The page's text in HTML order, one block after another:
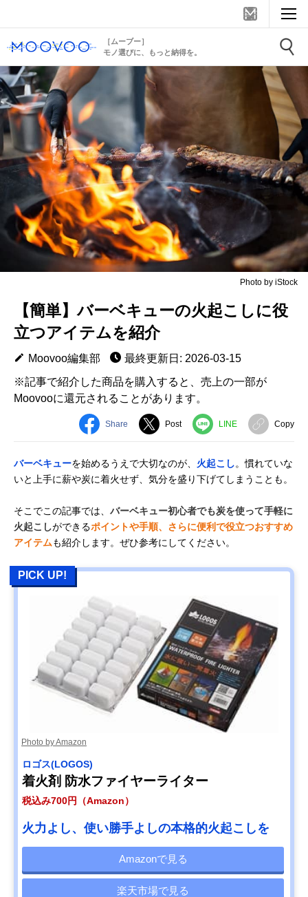
［ムーブー］
モノ選びに、もっと納得を。
Photo by iStock
【簡単】バーベキューの火起こしに役
立つアイテムを紹介
Moovoo編集部
最終更新日: 2026-03-15
※記事で紹介した商品を購入すると、売上の一部が
Moovooに還元されることがあります。
Share Post LINE Copy
バーベキューを始めるうえで大切なのが、 火起こし。慣れていな
いと上手に薪や炭に着火せず、気分を盛り下げてしまうことも。
そこでこの記事では、 バーベキュー初心者でも炭を使って手軽に
火起こしができるポイントや手順、さらに便利で役立つおすすめ
アイテムも紹介します。ぜひ参考にしてください。
PICK UP!
Photo by Amazon
ロゴス(LOGOS)
着火剤 防水ファイヤーライター
税込み700円（Amazon）
火力よし、使い勝手よしの本格的火起こしを
Amazonで見る
楽天市場で見る